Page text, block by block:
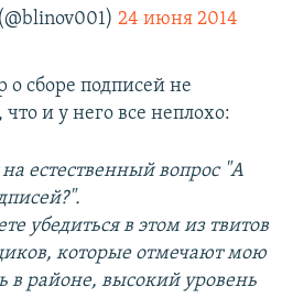
24 июня 2014
о сборе подписей не
и у него все неплохо:
естественный вопрос "А
убедиться в этом из твитов
которые отмечают мою
в районе, высокий уровень